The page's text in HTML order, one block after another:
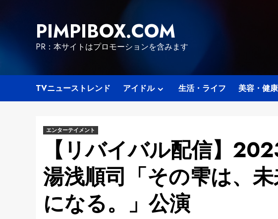
PIMPIBOX.COM
PR：本サイトはプロモーションを含みます
TVニューストレンド アイドル 生活・ライフ 美容・健康
エンターテイメント
【リバイバル配信】
湯浅順司「その雫は、
になる。」公演